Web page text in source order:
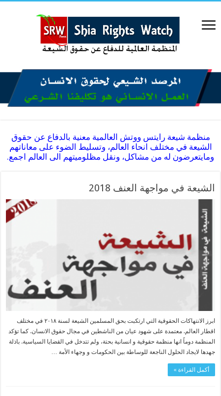
منظمة شيعة رايتس ووتش العالمية معنية بالدفاع عن حقوق
الشيعة في مختلف انحاء العالم، وتسليط الضوء على معاناتهم
ومايتعرضون له من مشاكل، ونقل مظلوميتهم الى العالم اجمع.
الشیعة في مواجهة العنف 2018
ابرز الانتهاكات الحقوقية التي ارتكبت بحق المسلمين الشيعة لسنة ٢٠١٨ في مختلف
اقطار العالم. معتمدة على شهود عيان من الناشطين في مجال حقوق الانسان. كما تؤكد
المنظمة دوماً انها منظمة حقوقية و انسانية بحتة، ولم تتدخل في القضايا السياسية. باذلة
جهدها لايجاد الحلول الناجعة للوساطة بين الحكومات و وجهاء الأمة …
أكمل القراءة »